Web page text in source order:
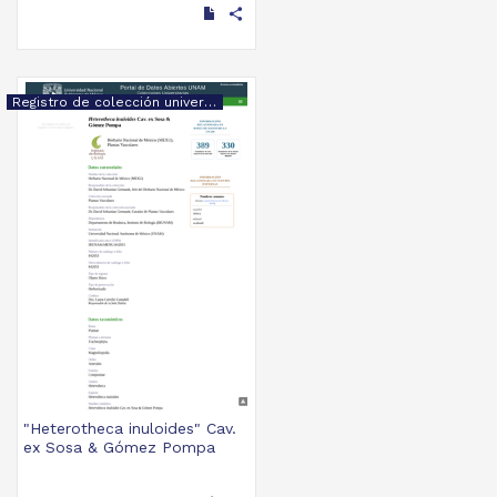
share
Registro de colección universitaria
"Heterotheca inuloides" Cav.
ex Sosa & Gómez Pompa